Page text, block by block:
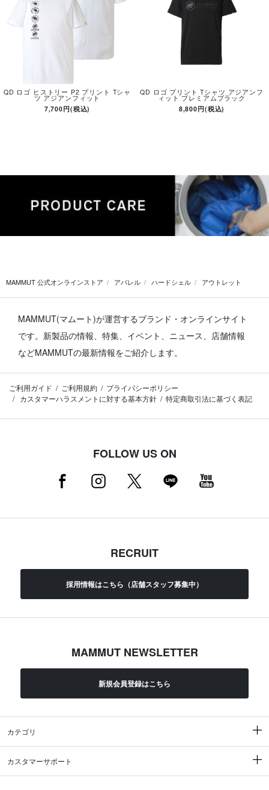
QD ロゴ ヒストリー P2 プリント Tシャ
ツ アジアンフィット
7,700円(税込)
QD ロゴ プリント Tシャツ アジアンフ
ィット プレミアムブラック
8,800円(税込)
MAMMUT 公式オンラインストア アパレル ハードシェル アウトレット
MAMMUT(マムート)が運営するブランド・オンラインサイト
です。 新製品の情報、特集、イベント、ニュース、店舗情報
などMAMMUTの最新情報をご紹介します。
ご利用ガイド ご利用規約
プライバシーポリシー
カスタマーハラスメントに対する基本方針
特定商取引法に基づく表記
FOLLOW US ON
RECRUIT
採用情報はこちら（店舗スタッフ募集中）
MAMMUT NEWSLETTER
新規会員登録はこちら
カテゴリ
カスタマーサポート